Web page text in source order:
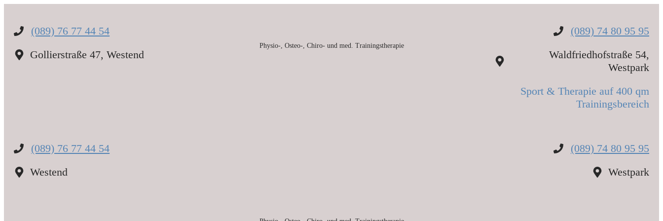
springen(089) 76 77 44 54
Gollierstraße 47, Westend
Physio-, Osteo-, Chiro- und med. Trainingstherapie
(089) 74 80 95 95
Waldfriedhofstraße 54,
Westpark
Sport & Therapie auf 400 qm
Trainingsbereich
(089) 76 77 44 54
Westend
(089) 74 80 95 95
Westpark